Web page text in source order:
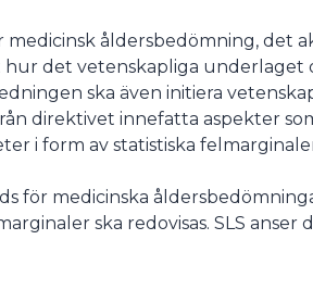
åldersbedömning, det
det vetenskapliga underlaget
ska även initiera
direktivet innefatta aspekter
i form av statistiska
för medicinska
ska redovisas. SLS anser